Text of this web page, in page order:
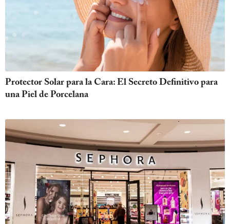
Protector Solar para la Cara: El Secreto Definitivo para
una Piel de Porcelana